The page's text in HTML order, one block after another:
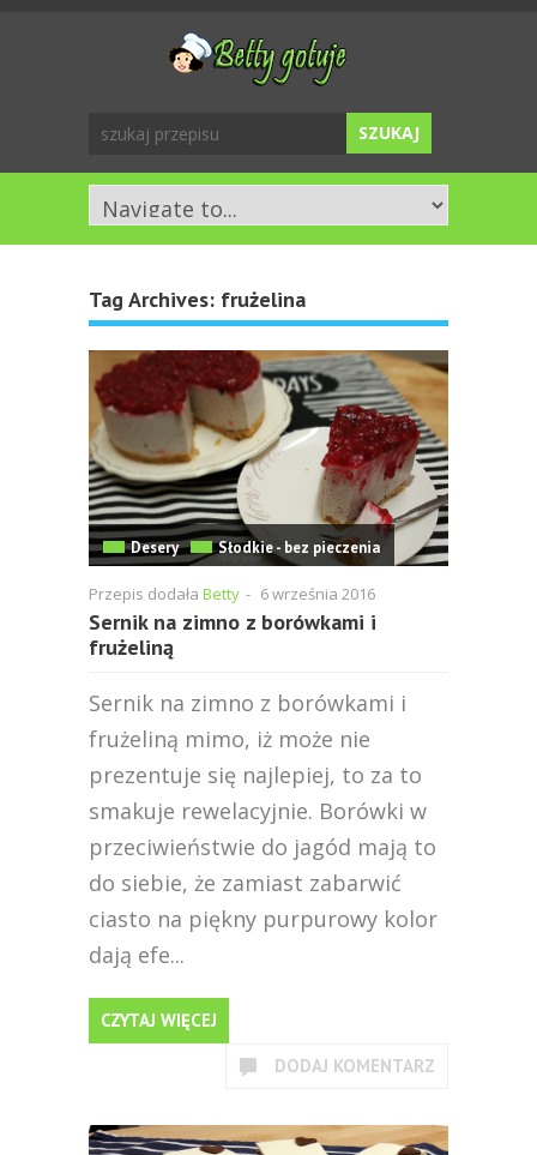
Tag Archives: frużelina
Desery Słodkie - bez pieczenia
Przepis dodała Betty - 6 września 2016
Sernik na zimno z borówkami i
frużeliną
Sernik na zimno z borówkami i
frużeliną mimo, iż może nie
prezentuje się najlepiej, to za to
smakuje rewelacyjnie. Borówki w
przeciwieństwie do jagód mają to
do siebie, że zamiast zabarwić
ciasto na piękny purpurowy kolor
dają efe...
CZYTAJ WIĘCEJ
DODAJ KOMENTARZ